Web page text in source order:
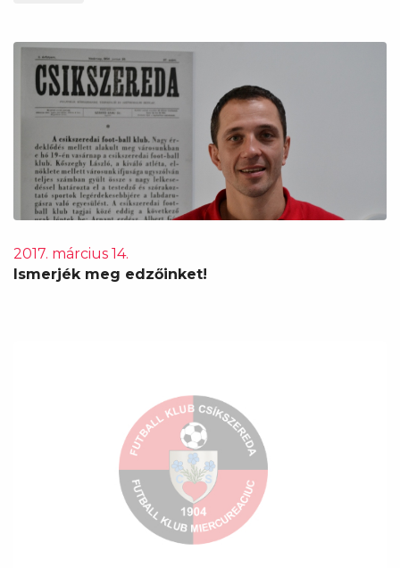
2017. március 14.
Ismerjék meg edzőinket!